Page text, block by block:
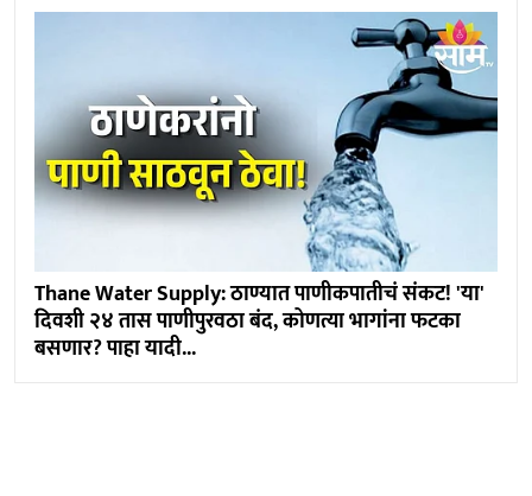
Thane Water Supply: ठाण्यात पाणीकपातीचं संकट! 'या'
दिवशी २४ तास पाणीपुरवठा बंद, कोणत्या भागांना फटका
बसणार? पाहा यादी...